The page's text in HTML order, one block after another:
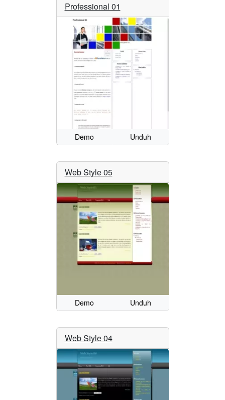
Professional 01
Demo Unduh
Web Style 05
Demo Unduh
Web Style 04